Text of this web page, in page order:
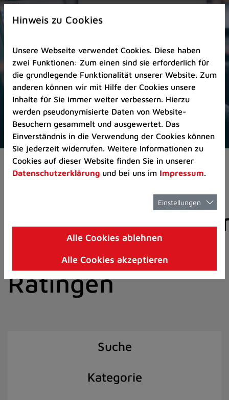
Zur
Startseite
Zum
Seitenanfang
springen
(Schnelltaste
A)
Zur
Navigation/Menü
springen
(Schnelltaste
M)
Zur
8)
I)
Pressemeldungen
der Stadt
Ratingen
Suche
Kategorie
Hinweis zu Cookies
Unsere Webseite verwendet Cookies. Diese haben
zwei Funktionen: Zum einen sind sie erforderlich für
die grundlegende Funktionalität unserer Website. Zum
anderen können wir mit Hilfe der Cookies unsere
Inhalte für Sie immer weiter verbessern. Hierzu
werden pseudonymisierte Daten von Website-
Besuchern gesammelt und ausgewertet. Das
Einverständnis in die Verwendung der Cookies können
Sie jederzeit widerrufen. Weitere Informationen zu
Cookies auf dieser Website finden Sie in unserer
Datenschutzerklärung und bei uns im Impressum.
Einstellungen
Alle Cookies ablehnen
Alle Cookies akzeptieren